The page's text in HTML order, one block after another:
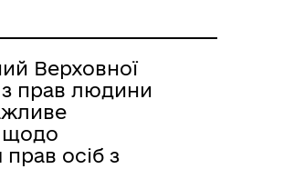
Верховної
з прав людини
щодо
осіб з